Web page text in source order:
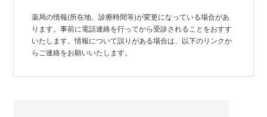
薬局の情報(所在地、診療時間等)が変更になっている場合があ
ります。事前に電話連絡を行ってから受診されることをおすす
いたします。情報について誤りがある場合は、以下のリンクか
らご連絡をお願いいたします。